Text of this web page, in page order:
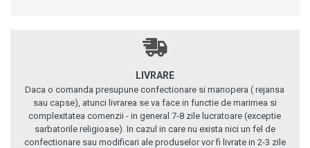
LIVRARE
Daca o comanda presupune confectionare si manopera ( rejansa
sau capse), atunci livrarea se va face in functie de marimea si
complexitatea comenzii - in general 7-8 zile lucratoare (exceptie
sarbatorile religioase). In cazul in care nu exista nici un fel de
confectionare sau modificari ale produselor vor fi livrate in 2-3 zile